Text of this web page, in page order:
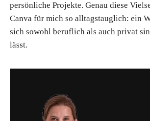
persönliche Projekte. Genau diese
Canva für mich so alltagstauglich: ein
sich sowohl beruflich als auch privat
lässt.